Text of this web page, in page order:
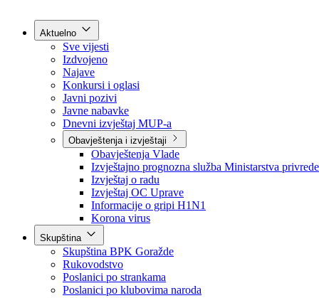
Kontakt
Aktuelno
Sve vijesti
Izdvojeno
Najave
Konkursi i oglasi
Javni pozivi
Javne nabavke
Dnevni izvještaj MUP-a
Obavještenja i izvještaji
Obavještenja Vlade
Izvještajno prognozna služba Ministarstva privrede
Izvještaj o radu
Izvještaj OC Uprave
Informacije o gripi H1N1
Korona virus
Skupština
Skupština BPK Goražde